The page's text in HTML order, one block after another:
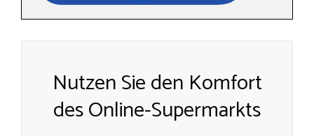
Nutzen Sie den Komfort
des Online-Supermarkts